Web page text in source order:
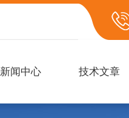
新闻中心 技术文章